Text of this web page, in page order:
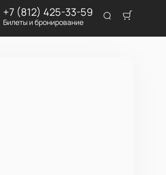
+7 (812) 425-33-59
Билеты и бронирование